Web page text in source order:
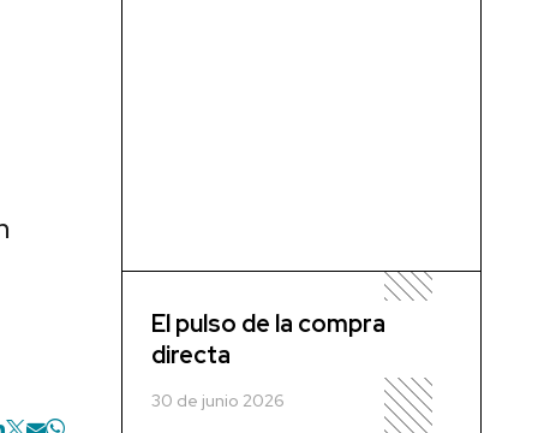
El pulso de la compra
directa
30 de junio 2026